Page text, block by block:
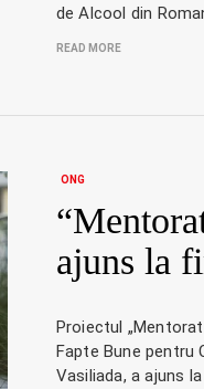
de Alcool din
READ MORE
ONG
ajuns la
Proiectul
Fapte Bune
Vasiliada, a ajuns